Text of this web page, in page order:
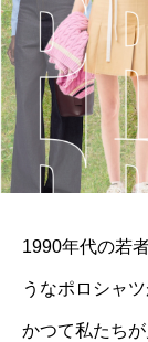
1990年代の若
うなポロシャ
かつて私たち